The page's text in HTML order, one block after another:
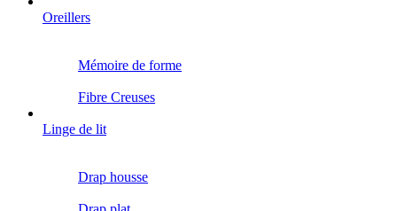
Oreillers
Mémoire de forme
Fibre Creuses
Linge de lit
Drap housse